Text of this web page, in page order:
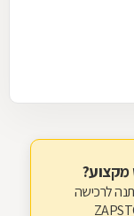
מקצוע?
לרכישה